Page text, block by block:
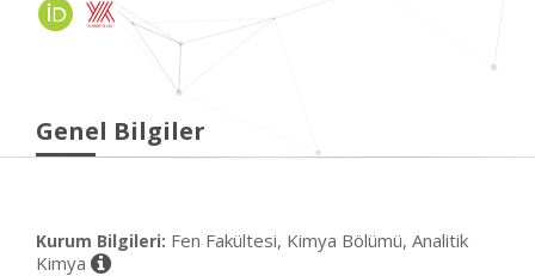
Genel Bilgiler
Kurum Bilgileri: Fen Fakültesi, Kimya Bölümü, Analitik
Kimya